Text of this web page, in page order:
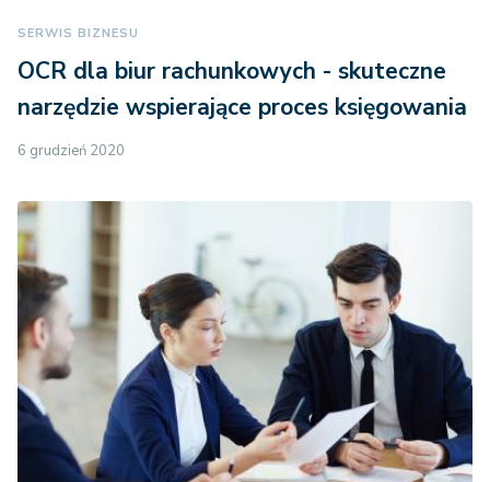
SERWIS BIZNESU
OCR dla biur rachunkowych - skuteczne
narzędzie wspierające proces księgowania
6 grudzień 2020